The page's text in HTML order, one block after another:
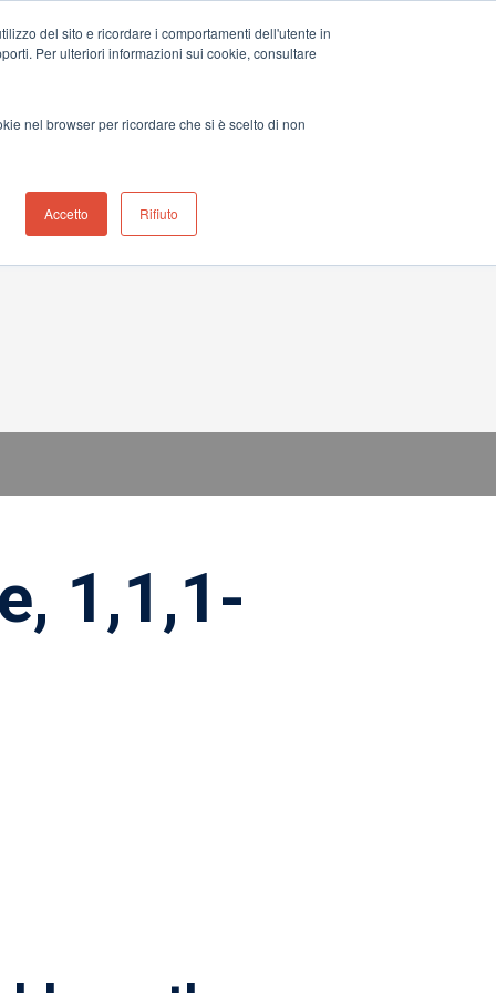
del sito e ricordare i comportamenti dell'utente in
Per ulteriori informazioni sui cookie, consultare
nel browser per ricordare che si è scelto di non
Accetto Rifiuto
dei distributori Contatta l’ufficio italiano+39 051 0561850
1,1,1-